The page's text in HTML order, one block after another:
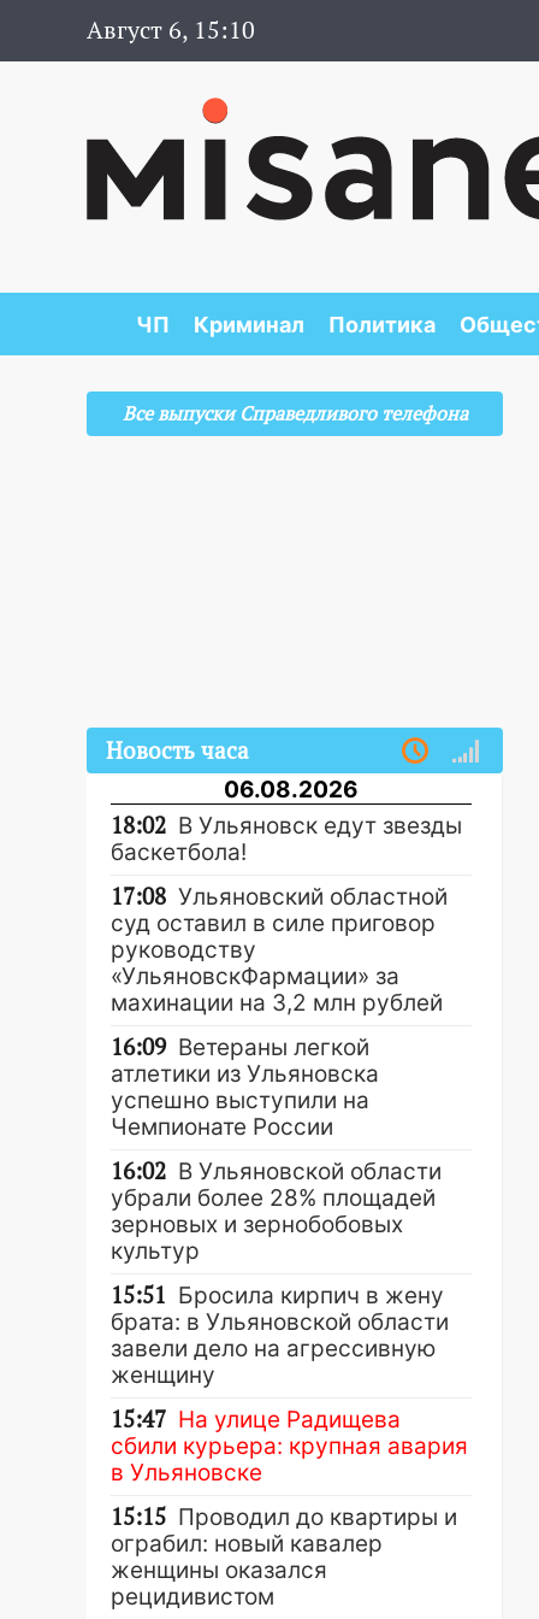
Август 6, 15:10
ЧП Криминал Политика
Все выпуски Справедливого телефона
Новость часа
06.08.2026
18:02 В Ульяновск едут звезды
баскетбола!
17:08 Ульяновский областной
суд оставил в силе приговор
руководству
«УльяновскФармации» за
махинации на 3,2 млн рублей
16:09 Ветераны легкой
атлетики из Ульяновска
успешно выступили на
Чемпионате России
16:02 В Ульяновской области
убрали более 28% площадей
зерновых и зернобобовых
культур
15:51 Бросила кирпич в жену
брата: в Ульяновской области
завели дело на агрессивную
женщину
15:47 На улице Радищева
сбили курьера: крупная авария
в Ульяновске
15:15 Проводил до квартиры и
ограбил: новый кавалер
женщины оказался
рецидивистом